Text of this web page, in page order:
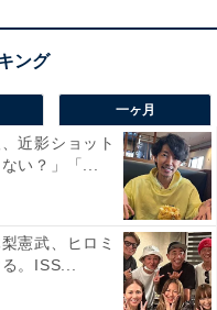
一ヶ月
近影ショット
い？」「...
憲武、ヒロミ
。ISS...